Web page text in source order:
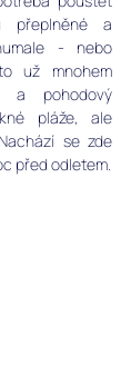
přeplněné a
- nebo
už mnohem
a pohodový
pláže, ale
se zde